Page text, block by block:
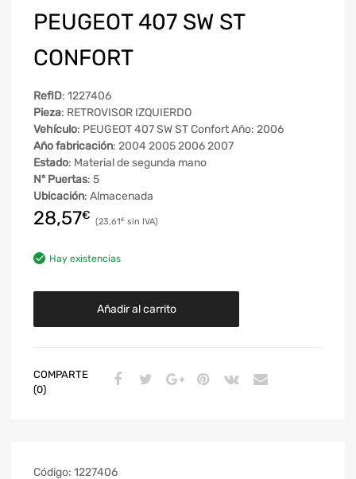
PEUGEOT 407 SW ST
CONFORT
RefID: 1227406
Pieza: RETROVISOR IZQUIERDO
Vehículo: PEUGEOT 407 SW ST Confort Año: 2006
Año fabricación: 2004 2005 2006 2007
Estado: Material de segunda mano
Nº Puertas: 5
Ubicación: Almacenada
28,57€ 23,61€
Hay existencias
Añadir al carrito
COMPARTE
(0)
Código: 1227406